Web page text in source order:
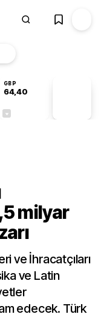
GBP
64,40
milyar
ve İhracatçıları
ve Latin
edecek. Türk